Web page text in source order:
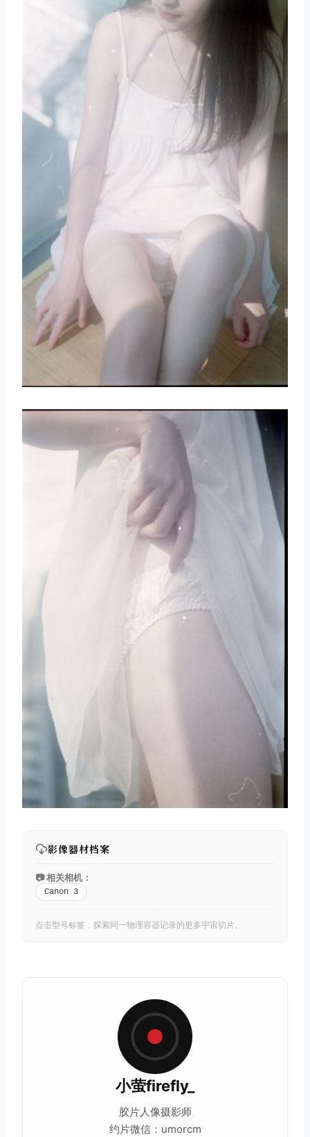
影像器材档案
📷 相关相机：
Canon 3
点击型号标签，探索同一物理容器记录的更多宇宙切片。
小萤firefly_
胶片人像摄影师
约片微信：umorcm